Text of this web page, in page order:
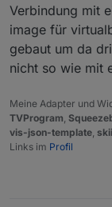
Verbindung mit
image für
gebaut um da
nicht so wie mit
Meine Adapter und
TVProgram
vis-json-template
Links im Profil